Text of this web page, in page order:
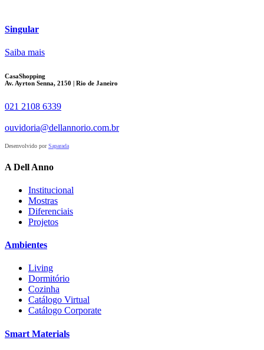
Singular
Saiba mais
CasaShopping
Av. Ayrton Senna, 2150 | Rio de Janeiro
021 2108 6339
ouvidoria@dellannorio.com.br
Desenvolvido porSaparada
A Dell Anno
Institucional
Mostras
Diferenciais
Projetos
Ambientes
Living
Dormitório
Cozinha
Catálogo Virtual
Catálogo Corporate
Smart Materials